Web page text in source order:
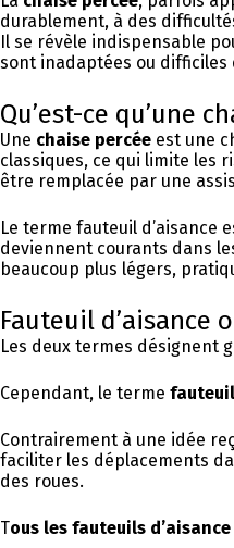
durablement, à des
Il se révèle indispensable
sont inadaptées ou difficiles
Qu’est-ce qu’une
Une chaise percée est une
classiques, ce qui limite les
être remplacée par une
Le terme fauteuil d’aisance
deviennent courants dans
beaucoup plus légers,
Fauteuil d’aisance
Les deux termes désignent
Cependant, le terme
Contrairement à une idée
faciliter les déplacements
des roues.
Tous les fauteuils